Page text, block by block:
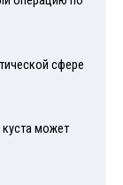
сфере
может